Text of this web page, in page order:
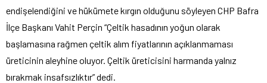
endişelendiğini ve hükümete kırgın olduğunu söyleyen CHP Bafra
İlçe Başkanı Vahit Perçin “Çeltik hasadının yoğun olarak
başlamasına rağmen çeltik alım fiyatlarının açıklanmaması
üreticinin aleyhine oluyor. Çeltik üreticisini harmanda yalnız
bırakmak insafsızlıktır” dedi.